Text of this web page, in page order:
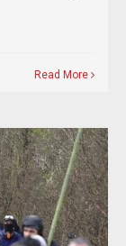
Read More